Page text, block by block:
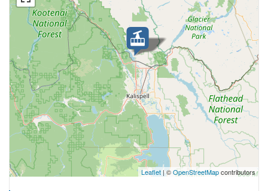
Leaflet | ©OpenStreetMapcontributors